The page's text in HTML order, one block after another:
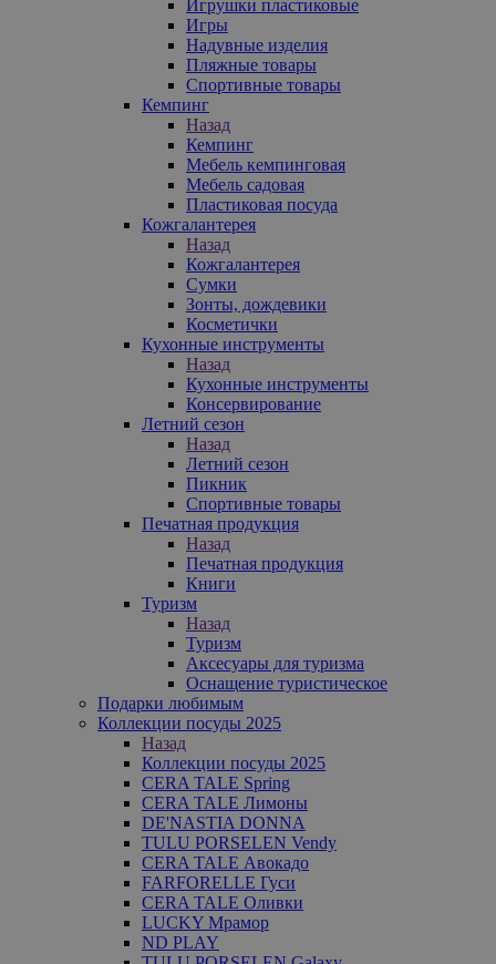
Игрушки пластиковые
Игры
Надувные изделия
Пляжные товары
Спортивные товары
Кемпинг
Назад
Кемпинг
Мебель кемпинговая
Мебель садовая
Пластиковая посуда
Кожгалантерея
Назад
Кожгалантерея
Сумки
Зонты, дождевики
Косметички
Кухонные инструменты
Назад
Кухонные инструменты
Консервирование
Летний сезон
Назад
Летний сезон
Пикник
Спортивные товары
Печатная продукция
Назад
Печатная продукция
Книги
Туризм
Назад
Туризм
Аксесуары для туризма
Оснащение туристическое
Подарки любимым
Коллекции посуды 2025
Назад
Коллекции посуды 2025
CERA TALE Spring
CERA TALE Лимоны
DE'NASTIA DONNA
TULU PORSELEN Vendy
CERA TALE Авокадо
FARFORELLE Гуси
CERA TALE Оливки
LUCKY Мрамор
ND PLAY